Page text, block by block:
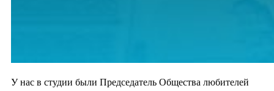
У нас в студии были Председатель Общества любителей